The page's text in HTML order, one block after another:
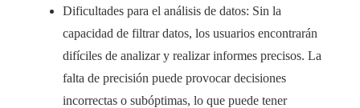
Dificultades para el análisis de datos: Sin la
capacidad de filtrar datos, los usuarios encontrarán
difíciles de analizar y realizar informes precisos. La
falta de precisión puede provocar decisiones
incorrectas o subóptimas, lo que puede tener